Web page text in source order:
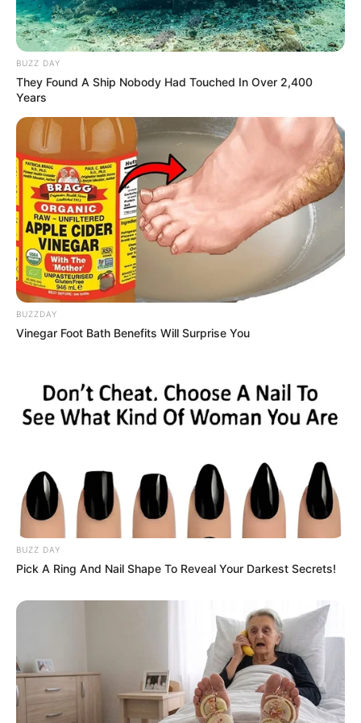
Jadwal Tayang: Setiap Rabu
Drama ini menceritakan tentang kehidupan para mahasiswa baru
yang berusaha untuk berjuang dalam salah satu kampus paling
konservatif di Korea Selatan.
Wi Seung Hyun sebenarnya adalah seorang mahasiswa baru yang
dilabeli sebagai mahasiswa kehormatan ketika masuk ke
BUZZ DAY
They Found A Ship Nobody Had Touched In Over 2,400
Years
BUZZDAY
Vinegar Foot Bath Benefits Will Surprise You
BUZZ DAY
Pick A Ring And Nail Shape To Reveal Your Darkest Secrets!